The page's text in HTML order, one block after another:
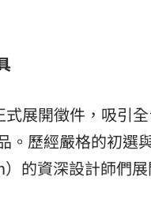
展開徵件，吸引
。歷經嚴格的初選
的資深設計師們展